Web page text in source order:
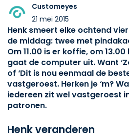
Customeyes
21 mei 2015
Henk smeert elke ochtend
de middag: twee met
Om 11.00 is er koffie, om
gaat de computer uit. Want
of ‘Dit is nou eenmaal de
vastgeroest. Herken je ‘m?
iedereen zit wel vastgeroest
patronen.
Henk veranderen